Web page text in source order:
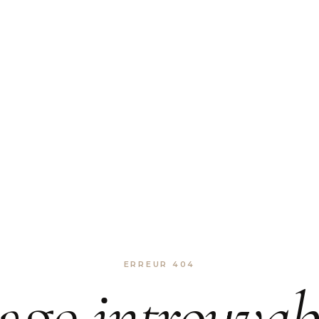
ERREUR 404